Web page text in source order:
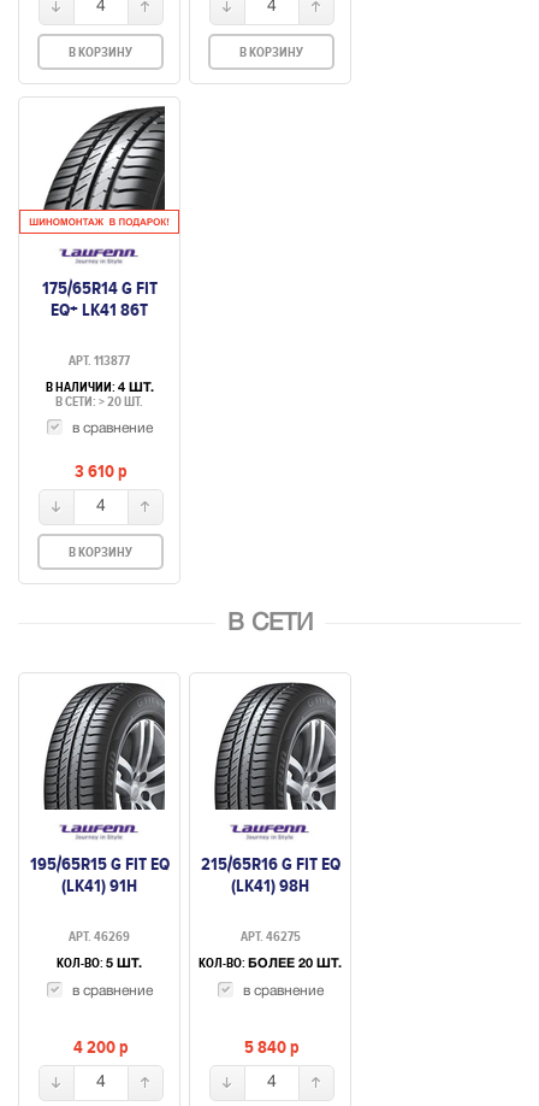
4
В КОРЗИНУ
4
В КОРЗИНУ
175/65R14 G FIT
EQ+ LK41 86T
АРТ. 113877
В НАЛИЧИИ: 4 ШТ.
В СЕТИ: > 20 ШТ.
в сравнение
3 610p
4
В КОРЗИНУ
В СЕТИ
195/65R15 G FIT EQ
(LK41) 91H
АРТ. 46269
КОЛ-ВО: 5 ШТ.
в сравнение
4 200p
4
215/65R16 G FIT EQ
(LK41) 98H
АРТ. 46275
КОЛ-ВО: БОЛЕЕ 20 ШТ.
в сравнение
5 840p
4